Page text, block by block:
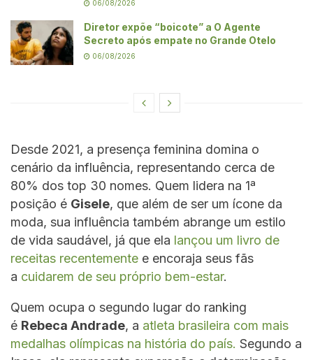
06/08/2026
Diretor expõe “boicote” a O Agente
Secreto após empate no Grande Otelo
06/08/2026
Desde 2021, a presença feminina domina o
cenário da influência, representando cerca de
80% dos top 30 nomes. Quem lidera na 1ª
posição é Gisele, que além de ser um ícone da
moda, sua influência também abrange um estilo
de vida saudável, já que ela lançou um livro de
receitas recentemente e encoraja seus fãs
a cuidarem de seu próprio bem-estar.
Quem ocupa o segundo lugar do ranking
é Rebeca Andrade, a atleta brasileira com mais
medalhas olímpicas na história do país. Segundo a